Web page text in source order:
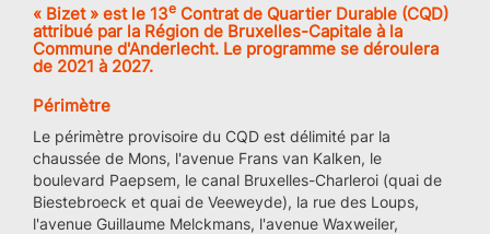
« Bizet » est le 13e Contrat de Quartier Durable (CQD)
attribué par la Région de Bruxelles-Capitale à la
Commune d'Anderlecht. Le programme se déroulera
de 2021 à 2027.
Périmètre
Le périmètre provisoire du CQD est délimité par la
chaussée de Mons, l'avenue Frans van Kalken, le
boulevard Paepsem, le canal Bruxelles-Charleroi (quai de
Biestebroeck et quai de Veeweyde), la rue des Loups,
l'avenue Guillaume Melckmans, l'avenue Waxweiler,